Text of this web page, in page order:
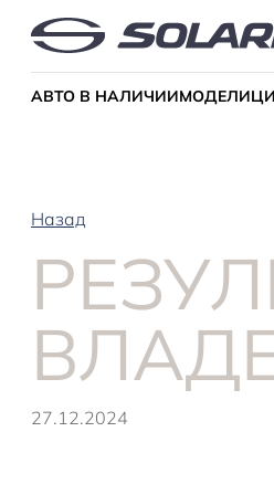
АВТО В НАЛИЧИИМОДЕЛИ
Назад
27.12.2024